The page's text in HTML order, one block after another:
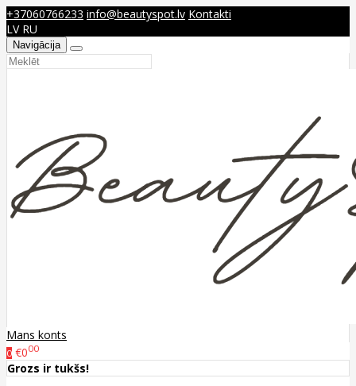
+37060766233 info@beautyspot.lv Kontakti
LV RU
Navigācija
Mans konts
0 €000
Grozs ir tukšs!